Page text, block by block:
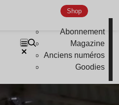
Shop
Abonnement
Magazine
Anciens numéros
Goodies